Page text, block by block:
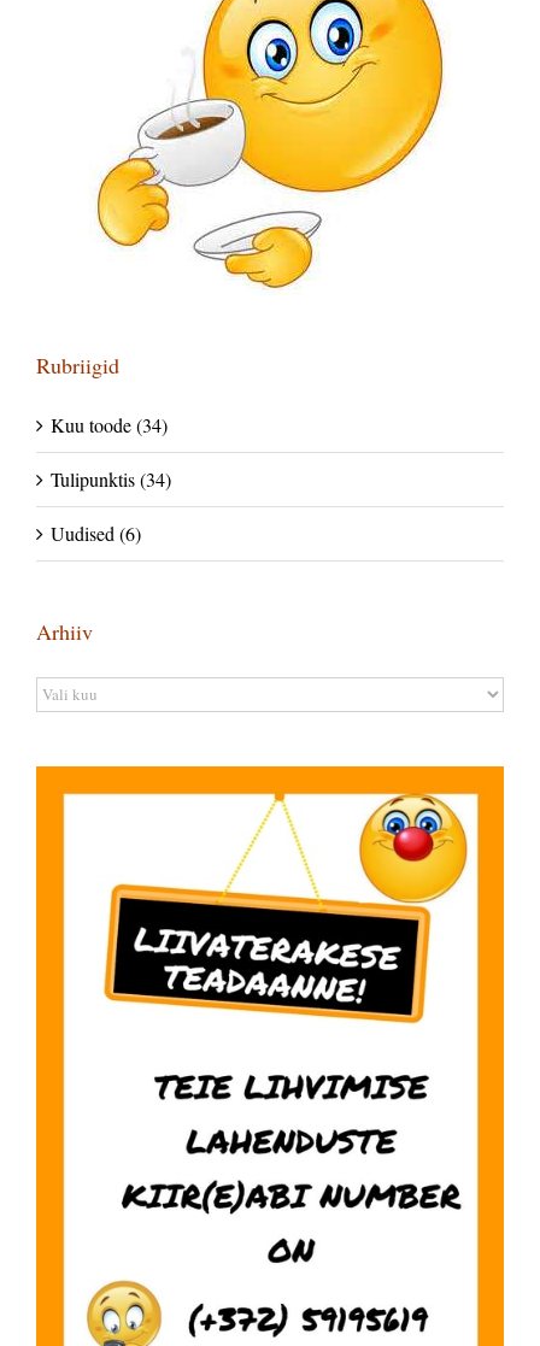
Rubriigid
Kuu toode (34)
Tulipunktis (34)
Uudised (6)
Arhiiv
Arhiiv